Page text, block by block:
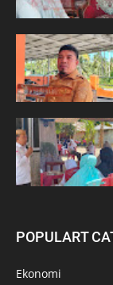
POPULART
Ekonomi